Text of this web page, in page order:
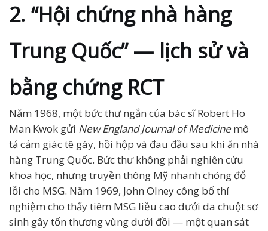
2. “Hội chứng nhà hàng
Trung Quốc” — lịch sử và
bằng chứng RCT
Năm 1968, một bức thư ngắn của bác sĩ Robert Ho
Man Kwok gửi New England Journal of Medicine mô
tả cảm giác tê gáy, hồi hộp và đau đầu sau khi ăn nhà
hàng Trung Quốc. Bức thư không phải nghiên cứu
khoa học, nhưng truyền thông Mỹ nhanh chóng đổ
lỗi cho MSG. Năm 1969, John Olney công bố thí
nghiệm cho thấy tiêm MSG liều cao dưới da chuột sơ
sinh gây tổn thương vùng dưới đồi — một quan sát